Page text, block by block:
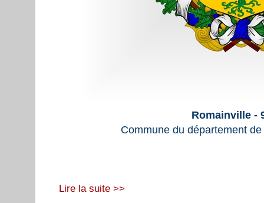
Romainville -
Commune du département
Lire la suite >>